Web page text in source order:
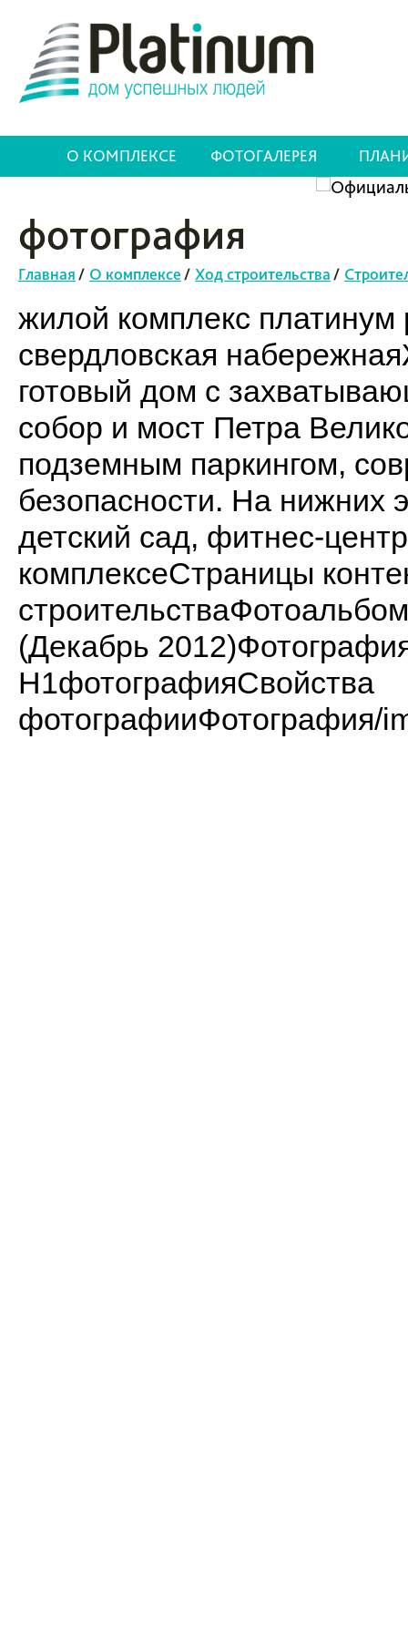
О КОМПЛЕКСЕ ФОТОГАЛЕРЕЯ
фотография
Главная / О комплексе / Ход строительства /
жилой комплекс платинум
свердловская
готовый дом с
собор и мост Петра
подземным паркингом,
безопасности. На нижних
детский сад, фитнес-
комплексеСтраницы
(Декабрь
H1фотографияСвойства
фотографииФотография/